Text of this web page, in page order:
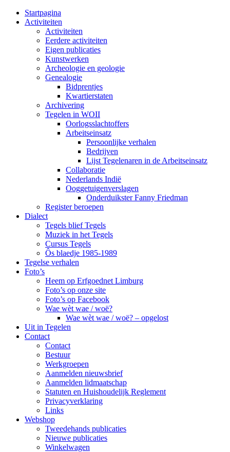
Startpagina
Activiteiten
Activiteiten
Eerdere activiteiten
Eigen publicaties
Kunstwerken
Archeologie en geologie
Genealogie
Bidprentjes
Kwartierstaten
Archivering
Tegelen in WOII
Oorlogsslachtoffers
Arbeitseinsatz
Persoonlijke verhalen
Bedrijven
Lijst Tegelenaren in de Arbeitseinsatz
Collaboratie
Nederlands Indië
Ooggetuigenverslagen
Onderduikster Fanny Friedman
Register beroepen
Dialect
Tegels blief Tegels
Muziek in het Tegels
Cursus Tegels
Ôs blaedje 1985-1989
Tegelse verhalen
Foto’s
Heem op Erfgoednet Limburg
Foto’s op onze site
Foto’s op Facebook
Wae wèt wae / woë?
Wae wèt wae / woë? – opgelost
Uit in Tegelen
Contact
Contact
Bestuur
Werkgroepen
Aanmelden nieuwsbrief
Aanmelden lidmaatschap
Statuten en Huishoudelijk Reglement
Privacyverklaring
Links
Webshop
Tweedehands publicaties
Nieuwe publicaties
Winkelwagen